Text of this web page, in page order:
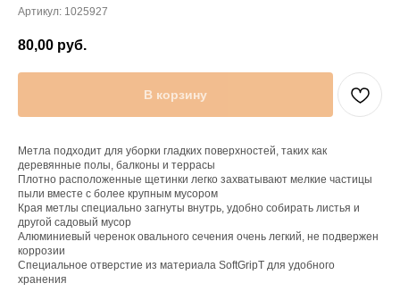
Артикул: 1025927
80,00 руб.
В корзину
Метла подходит для уборки гладких поверхностей, таких как
деревянные полы, балконы и террасы
Плотно расположенные щетинки легко захватывают мелкие частицы
пыли вместе с более крупным мусором
Края метлы специально загнуты внутрь, удобно собирать листья и
другой садовый мусор
Алюминиевый черенок овального сечения очень легкий, не подвержен
коррозии
Специальное отверстие из материала SoftGripT для удобного
хранения